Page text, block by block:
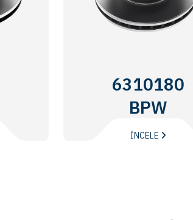
6310180
BPW
İNCELE